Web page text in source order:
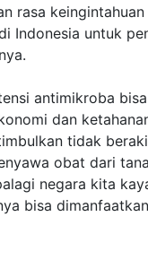
rasa
Indonesia untuk
antimikroba
dan
tidak
obat dari
negara kita
bisa